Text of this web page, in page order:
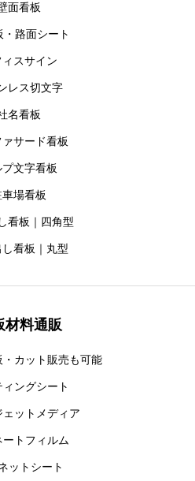
面看板
・路面シート
ィスサイン
レス切文字
名看板
サード看板
プ文字看板
車場看板
看板｜四角型
し看板｜丸型
材料通販
・カット販売も可能
ィングシート
ェットメディア
ートフィルム
ットシート